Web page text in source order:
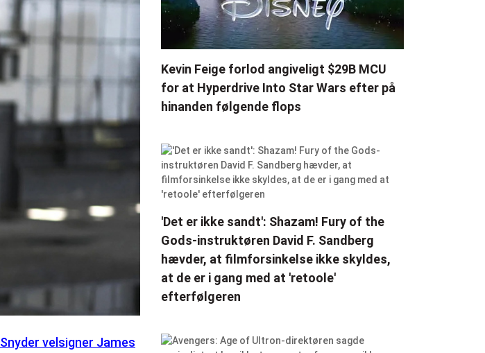
velsigner James
Kevin Feige forlod angiveligt $29B MCU
for at Hyperdrive Into Star Wars efter på
hinanden følgende flops
'Det er ikke sandt': Shazam! Fury of the
Gods-instruktøren David F. Sandberg
hævder, at filmforsinkelse ikke skyldes,
at de er i gang med at 'retoole'
efterfølgeren